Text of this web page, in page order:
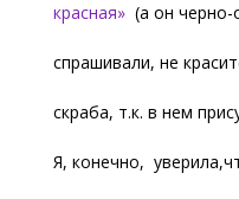
красная» (а он
спрашивали, не
скраба, т.к. в нем
Я, конечно,